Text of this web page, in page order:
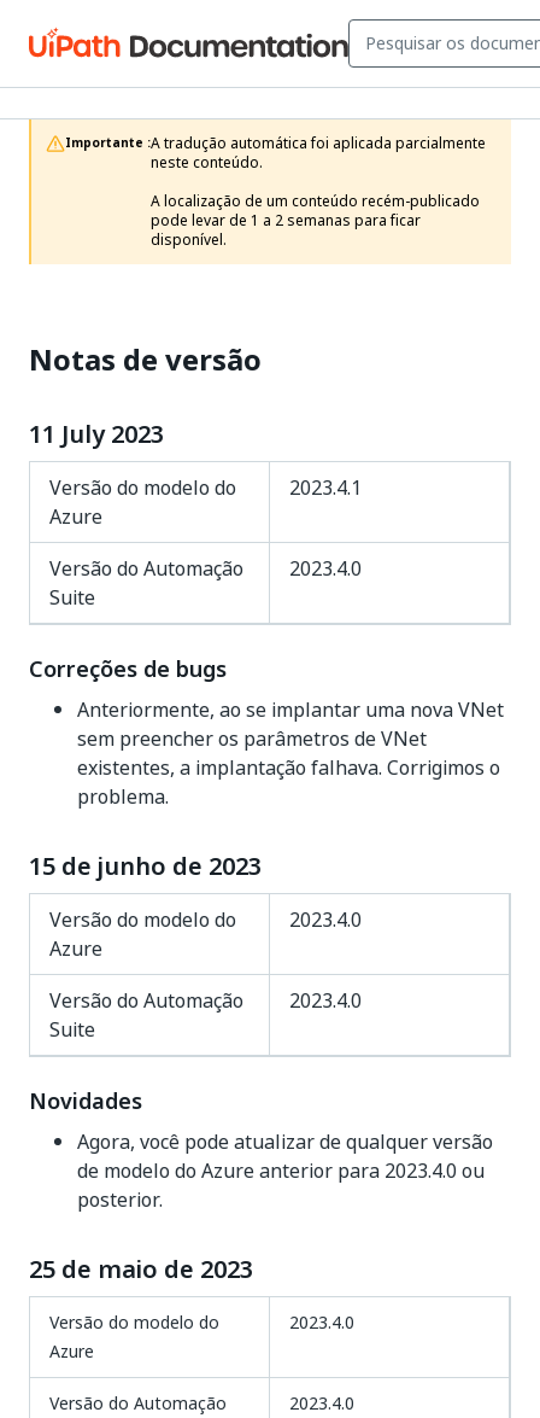
Importante :A tradução automática foi aplicada parcialmente
neste conteúdo.
A localização de um conteúdo recém-publicado
pode levar de 1 a 2 semanas para ficar
disponível.
Notas de versão
11 July 2023
Versão do modelo do
Azure
2023.4.1
Versão do Automação
Suite
2023.4.0
Correções de bugs
Anteriormente, ao se implantar uma nova VNet
sem preencher os parâmetros de VNet
existentes, a implantação falhava. Corrigimos o
problema.
15 de junho de 2023
Versão do modelo do
Azure
2023.4.0
Versão do Automação
Suite
2023.4.0
Novidades
Agora, você pode atualizar de qualquer versão
de modelo do Azure anterior para 2023.4.0 ou
posterior.
25 de maio de 2023
Versão do modelo do
Azure
2023.4.0
Versão do Automação
2023.4.0